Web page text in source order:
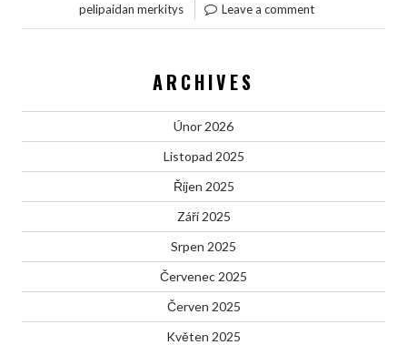
pelipaidan merkitys Leave a comment
ARCHIVES
Únor 2026
Listopad 2025
Říjen 2025
Září 2025
Srpen 2025
Červenec 2025
Červen 2025
Květen 2025